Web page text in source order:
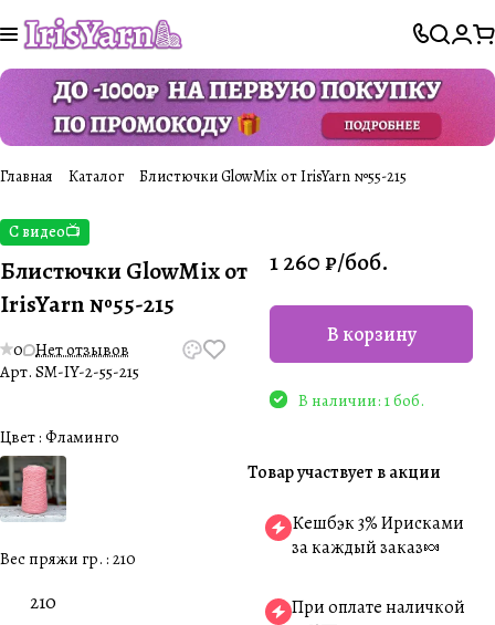
Главная Каталог Блистючки GlowMix от IrisYarn №55-215
С видео📺
Блистючки GlowMix от
IrisYarn №55-215
0 Нет отзывов
Арт. SM-IY-2-55-215
Цвет : Фламинго
Вес пряжи гр. : 210
210
1 260 ₽/боб.
В корзину
В наличии: 1 боб.
Товар участвует в акции
Кешбэк 3% Ирисками
за каждый заказ🍬
При оплате наличкой